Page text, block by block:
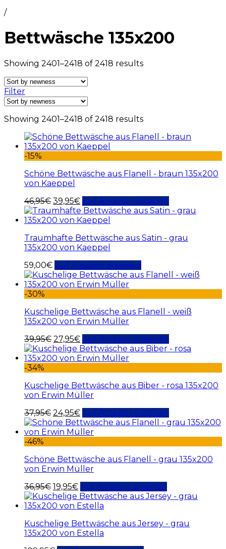
/
Bettwäsche 135x200
Showing 2401–2418 of 2418 results
Filter
Showing 2401–2418 of 2418 results
-15%
Schöne Bettwäsche aus Flanell - braun 135x200
von Kaeppel
46,95€ 39,95€ Auf Amazon ansehen
Traumhafte Bettwäsche aus Satin - grau
135x200 von Kaeppel
59,00€ Auf Amazon ansehen
-30%
Kuschelige Bettwäsche aus Flanell - weiß
135x200 von Erwin Müller
39,95€ 27,95€ Auf Amazon ansehen
-34%
Kuschelige Bettwäsche aus Biber - rosa 135x200
von Erwin Müller
37,95€ 24,95€ Auf Amazon ansehen
-46%
Schöne Bettwäsche aus Flanell - grau 135x200
von Erwin Müller
36,95€ 19,95€ Auf Amazon ansehen
Kuschelige Bettwäsche aus Jersey - grau
135x200 von Estella